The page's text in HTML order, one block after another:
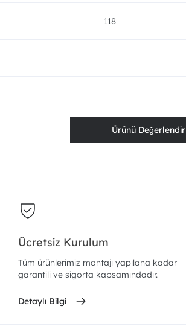
118
Ürünü Değerlendir
Ücretsiz Kurulum
Tüm ürünlerimiz montajı yapılana kadar
garantili ve sigorta kapsamındadır.
Detaylı Bilgi